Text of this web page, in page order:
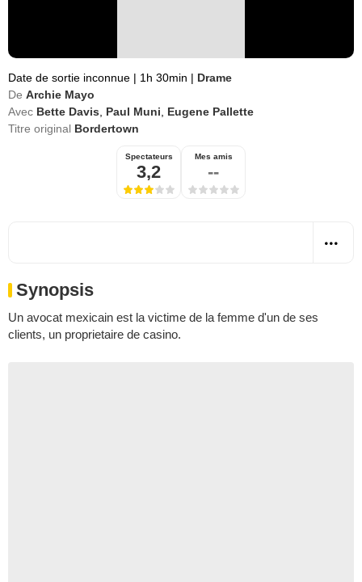
Date de sortie inconnue | 1h 30min | Drame
De Archie Mayo
Avec Bette Davis Paul Muni
Eugene Pallette
Titre original Bordertown
Spectateurs
3,2
Mes amis
--
Synopsis
Un avocat mexicain est la victime de la femme d'un de ses
clients, un proprietaire de casino.